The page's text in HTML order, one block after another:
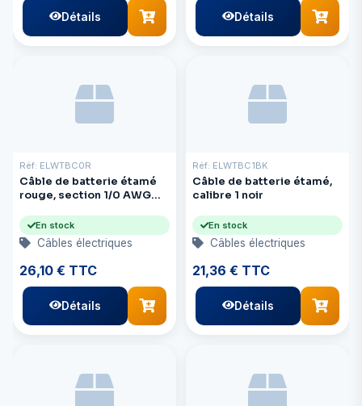
Détails Détails
Réf: ELWTBC0R
Câble de batterie étamé
rouge, section 1/0 AWG
En stock
Câbles électriques
26,10 € TTC
Détails
Réf: ELWTBC1BK
Câble de batterie étamé,
calibre 1 noir
En stock
Câbles électriques
21,36 € TTC
Détails